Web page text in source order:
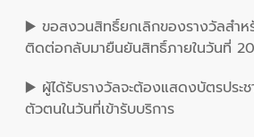
▶️ ขอสงวนสิทธิ์ยกเลิกของรางวัลสำห
ติดต่อกลับมายืนยันสิทธิ์ภายในวันที่
▶️ ผู้ได้รับรางวัลจะต้องแสดงบัตรประ
ตัวตนในวันที่เข้ารับบริการ